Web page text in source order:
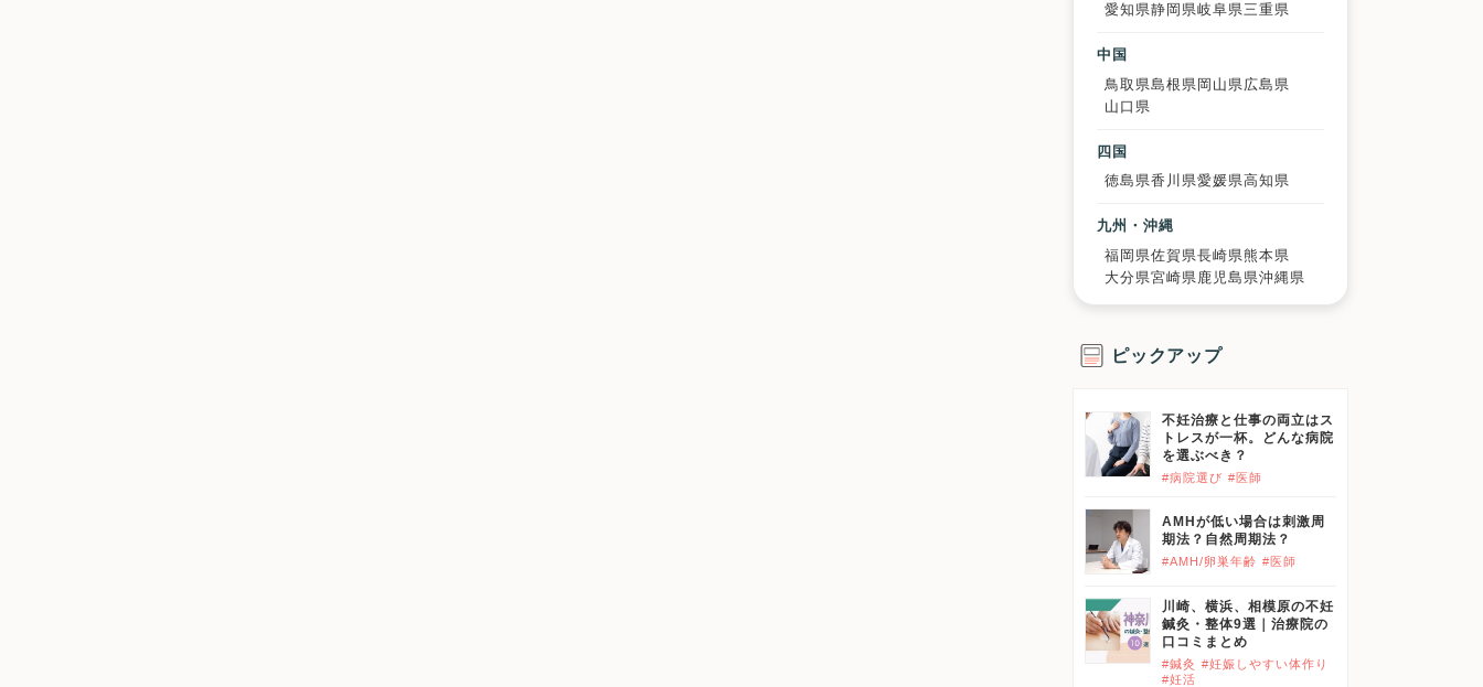
愛知県静岡県岐阜県三重県
中国
鳥取県島根県 岡山県 広島県
山口県
四国
徳島県香川県愛媛県高知県
九州・沖縄
福岡県佐賀県長崎県 熊本県
大分県宮崎県 鹿児島県沖縄県
ピックアップ
不妊治療と仕事の両立はス
トレスが一杯。どんな病院
を選ぶべき？
#病院選び #医師
AMHが低い場合は刺激周
期法？自然周期法？
#AMH/卵巣年齢 #医師
川崎、横浜、相模原の不妊
鍼灸・整体9選｜治療院の
口コミまとめ
#鍼灸 #妊娠しやすい体作り
#妊活